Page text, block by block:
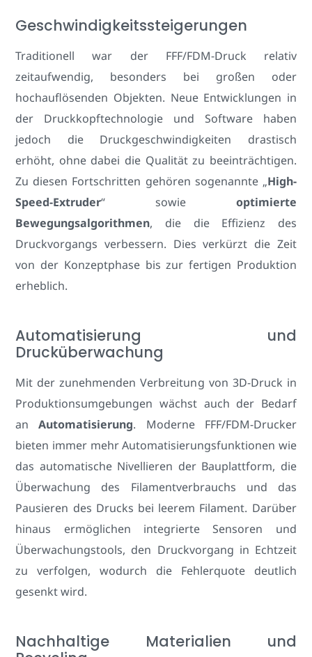
Geschwindigkeitssteigerungen
Traditionell war der FFF/FDM-Druck relativ
zeitaufwendig, besonders bei großen oder
hochauflösenden Objekten. Neue Entwicklungen in
der Druckkopftechnologie und Software haben
jedoch die Druckgeschwindigkeiten drastisch
erhöht, ohne dabei die Qualität zu beeinträchtigen.
Zu diesen Fortschritten gehören sogenannte „High-
Speed-Extruder“ sowie optimierte
Bewegungsalgorithmen, die die Effizienz des
Druckvorgangs verbessern. Dies verkürzt die Zeit
von der Konzeptphase bis zur fertigen Produktion
erheblich.
Automatisierung und
Drucküberwachung
Mit der zunehmenden Verbreitung von 3D-Druck in
Produktionsumgebungen wächst auch der Bedarf
anAutomatisierung. Moderne FFF/FDM-Drucker
bieten immer mehr Automatisierungsfunktionen wie
das automatische Nivellieren der Bauplattform, die
Überwachung des Filamentverbrauchs und das
Pausieren des Drucks bei leerem Filament. Darüber
hinaus ermöglichen integrierte Sensoren und
Überwachungstools, den Druckvorgang in Echtzeit
zu verfolgen, wodurch die Fehlerquote deutlich
gesenkt wird.
Nachhaltige Materialien und